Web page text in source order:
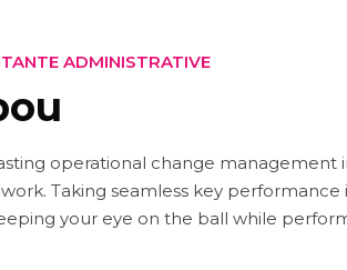
ADMINISTRATIVE
operational change management
Taking seamless key
your eye on the ball while